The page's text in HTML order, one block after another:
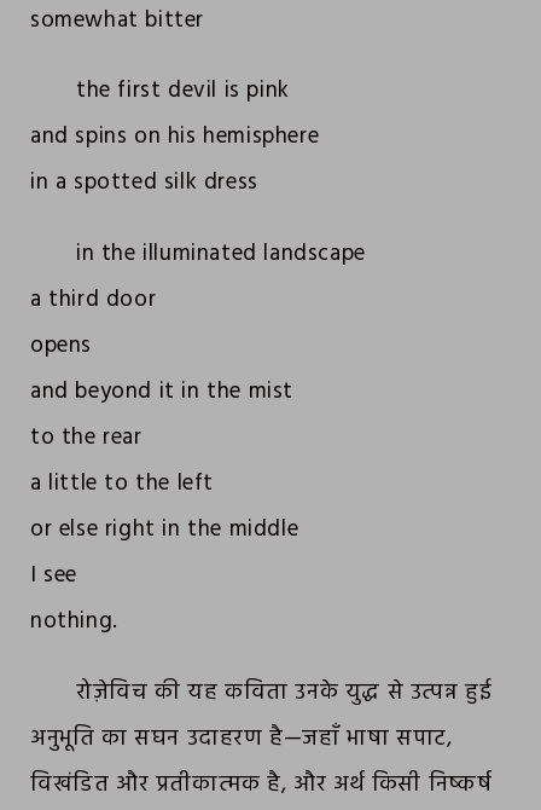
somewhat bitter
the first devil is pink
and spins on his hemisphere
in a spotted silk dress
in the illuminated landscape
a third door
opens
and beyond it in the mist
to the rear
a little to the left
or else right in the middle
I see
nothing.
रोज़ेविच की यह कविता उनके युद्ध से उत्पन्न हुई
अनुभूति का सघन उदाहरण है—जहाँ भाषा सपाट,
विखंडित और प्रतीकात्मक है, और अर्थ किसी निष्कर्ष